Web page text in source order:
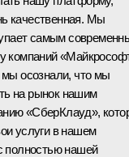
качественная. Мы
самым
компаний
осознали, что мы
на рынок нашим
«СберКлауд»,
услуги в нашем
полностью нашей